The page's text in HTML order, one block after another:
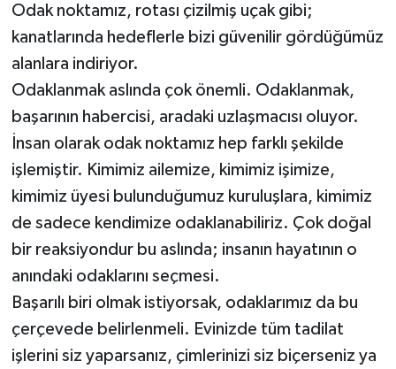
Odak noktamız, rotası çizilmiş uçak gibi;
kanatlarında hedeflerle bizi güvenilir gördüğümüz
alanlara indiriyor.
Odaklanmak aslında çok önemli. Odaklanmak,
başarının habercisi, aradaki uzlaşmacısı oluyor.
İnsan olarak odak noktamız hep farklı şekilde
işlemiştir. Kimimiz ailemize, kimimiz işimize,
kimimiz üyesi bulunduğumuz kuruluşlara, kimimiz
de sadece kendimize odaklanabiliriz. Çok doğal
bir reaksiyondur bu aslında; insanın hayatının o
anındaki odaklarını seçmesi.
Başarılı biri olmak istiyorsak, odaklarımız da bu
çerçevede belirlenmeli. Evinizde tüm tadilat
işlerini siz yaparsanız, çimlerinizi siz biçerseniz ya